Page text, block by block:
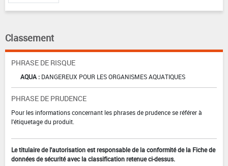
Classement
PHRASE DE RISQUE
AQUA : DANGEREUX POUR LES ORGANISMES AQUATIQUES
PHRASE DE PRUDENCE
Pour les informations concernant les phrases de prudence se référer à
l'étiquetage du produit.
Le titulaire de l'autorisation est responsable de la conformité de la Fiche de
données de sécurité avec la classification retenue ci-dessus.